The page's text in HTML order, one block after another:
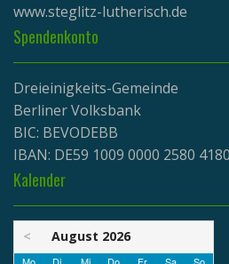
www.steglitz-lutherisch.de
Spendenkonto
Dreieinigkeits-Gemeinde
Berliner Volksbank
BIC: BEVODEBB
IBAN: DE59 1009 0000 2580
Kalender
< August 2026